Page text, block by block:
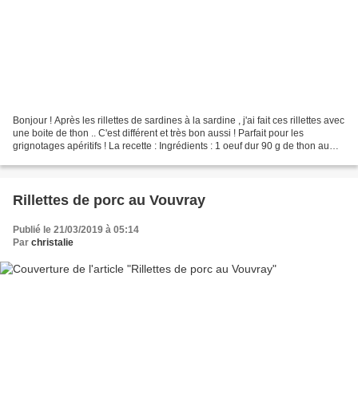
Bonjour ! Après les rillettes de sardines à la sardine , j'ai fait ces rillettes avec
une boite de thon .. C'est différent et très bon aussi ! Parfait pour les
grignotages apéritifs ! La recette : Ingrédients : 1 oeuf dur 90 g de thon au
Rillettes de porc au Vouvray
Publié le 21/03/2019 à 05:14
Par christalie